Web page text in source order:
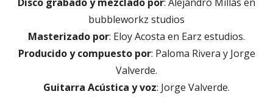
bubbleworkz studios
Masterizado por: Eloy Acosta en Earz estudios.
Producido y compuesto por: Paloma Rivera y Jorge
Valverde.
Guitarra Acústica y voz: Jorge Valverde.